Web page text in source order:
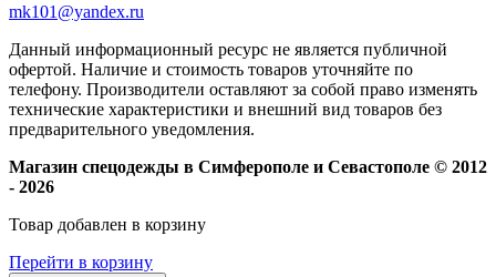
mk101@yandex.ru
Данный информационный ресурс не является публичной
офертой. Наличие и стоимость товаров уточняйте по
телефону. Производители оставляют за собой право изменять
технические характеристики и внешний вид товаров без
предварительного уведомления.
Магазин спецодежды в Симферополе и Севастополе © 2012
- 2026
Товар добавлен в корзину
Перейти в корзину